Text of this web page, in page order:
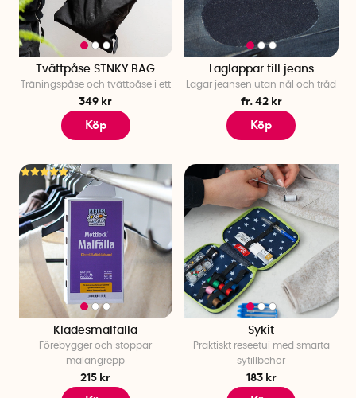
Tvättpåse STNKY BAG
Träningspåse och tvättpåse i ett
349 kr
Köp
Laglappar till jeans
Lagar jeansen utan nål och tråd
fr. 42 kr
Köp
Klädesmalfälla
Förebygger och stoppar
malangrepp
215 kr
Sykit
Praktiskt reseetui med smarta
sytillbehör
183 kr